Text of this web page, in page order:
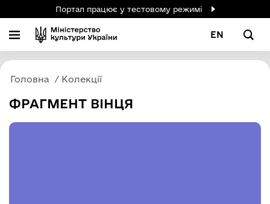
Портал працює у тестовому режимі
EN
Головна Колекції
ФРАГМЕНТ ВІНЦЯ